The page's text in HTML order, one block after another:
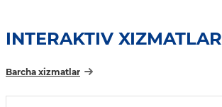
INTERAKTIV XIZMATLAR
Barcha xizmatlar